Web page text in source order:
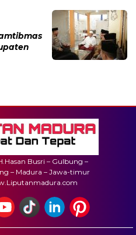
Busri – Gulbung –
– Madura – Jawa-timur